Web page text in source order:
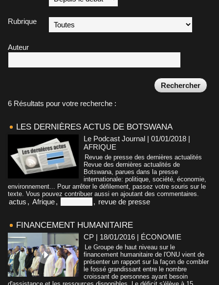
Rubrique
Auteur
6 Résultats pour votre recherche :
LES DERNIÈRES ACTUS DE BOTSWANA
Le Podcast Journal | 01/01/2018 |
AFRIQUE
Revue de presse des dernières actualités
Revue des dernières actualités de
Botswana, parues dans la presse
internationale: politique, société, économie,
environnement... Pour arrêter le défilement, passez votre souris sur le
texte. Vous pouvez contribuer aussi en ajoutant des commentaires.
actus , Afrique, , revue de presse
FINANCEMENT HUMANITAIRE
CP | 18/01/2016 | ÉCONOMIE
Le Groupe de haut niveau sur le
financement humanitaire de l'ONU vient de
présenter un rapport sur la façon de combler
le fossé grandissant entre le nombre
croissant de personnes ayant besoin